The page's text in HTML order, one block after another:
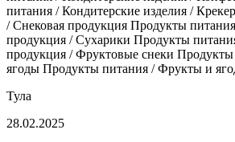
питания / Кондитерские изделия /
/ Снековая продукция Продукты
продукция / Сухарики Продукты
продукция / Фруктовые снеки
ягоды Продукты питания / Фрукты и
Тула
28.02.2025